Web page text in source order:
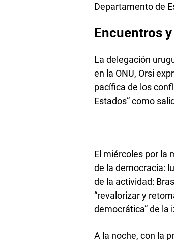
Departamento de
Encuentros
La delegación
en la ONU, Orsi
pacífica de los
Estados” como
El miércoles por la
de la democracia:
de la actividad:
“revalorizar y
democrática” de la
A la noche, con la